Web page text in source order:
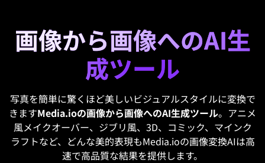
画像から画像へのAI生
成ツール
写真を簡単に驚くほど美しいビジュアルスタイルに変換で
きますMedia.ioの画像から画像へのAI生成ツール。アニメ
風メイクオーバー、ジブリ風、3D、コミック、マインク
ラフトなど、どんな美的表現もMedia.ioの画像変換AIは高
速で高品質な結果を提供します。